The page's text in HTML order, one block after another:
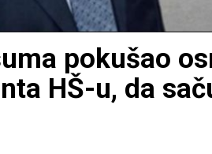
pokušao
HŠ-u, da